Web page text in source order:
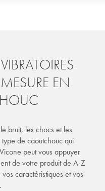
EN
bruit, les chocs et les
de caoutchouc qui
peut vous appuyer
de votre produit de A-Z
caractéristiques et vos